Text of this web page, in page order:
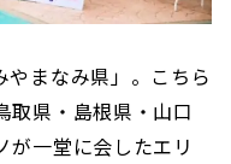
やまなみ県」。こちら
取県・島根県・山口
が一堂に会したエリ